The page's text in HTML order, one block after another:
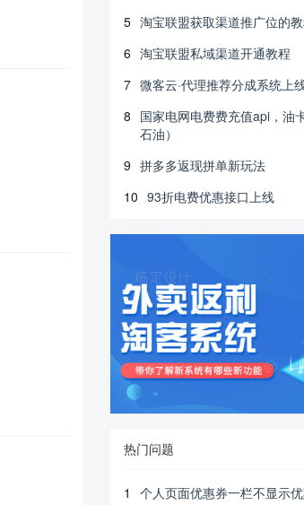
5 淘宝联盟获取渠道推广位的
6 淘宝联盟私域渠道开通教程
7 微客云·代理推荐分成系统上
8 国家电网电费费充值api，油
石油）
9 拼多多返现拼单新玩法
10 93折电费优惠接口上线
热门问题
1
个人页面优惠券一栏不显示